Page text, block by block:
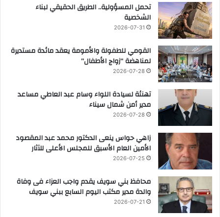
تحمل المسؤولية.. الطريق الحقيقي لبناء
الشخصية
2026-07-31
القومي للطفولة والأمومة يعقد مائدة مستديرة
لمناهضة “زواج الأطفال”
2026-07-28
تهنئة لسيادة اللواء وسام عبد العاطي مساعد
مدير أمن شمال سيناء
2026-07-28
زاهي حواس ينعى الدكتور محمد عبد المقصود
الأمين العام الأسبق للمجلس الأعلى للآثار
2026-07-25
محافظ بني سويف يقدم واجب العزاء فى وفاة
والدة مدير مكتب اليوم السابع ببني سويف
2026-07-21